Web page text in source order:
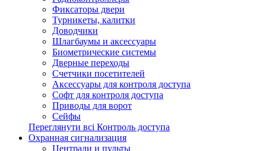
Фиксаторы двери
Турникеты, калитки
Доводчики
Шлагбаумы и аксессуары
Биометрические системы
Дверные переходы
Счетчики посетителей
Аксессуары для контроля доступа
Софт для контроля доступа
Приводы для ворот
Сейфы
Переглянути всі Контроль доступа
Охранная сигнализация
Централи и пульты